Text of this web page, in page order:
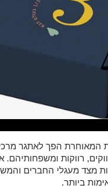
המאוחרת הפך לאתגר
רווקות
מצד מעגלי החברים
ביותר.